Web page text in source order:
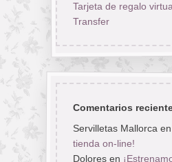
Tarjeta de regalo
Transfer
Comentarios
Servilletas Mallorcaen
tienda on-line!
Doloresen